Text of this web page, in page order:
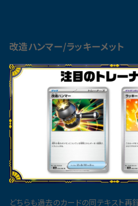
改造ハンマー/ラッキーメット
どちらも過去のカードの同テキスト再